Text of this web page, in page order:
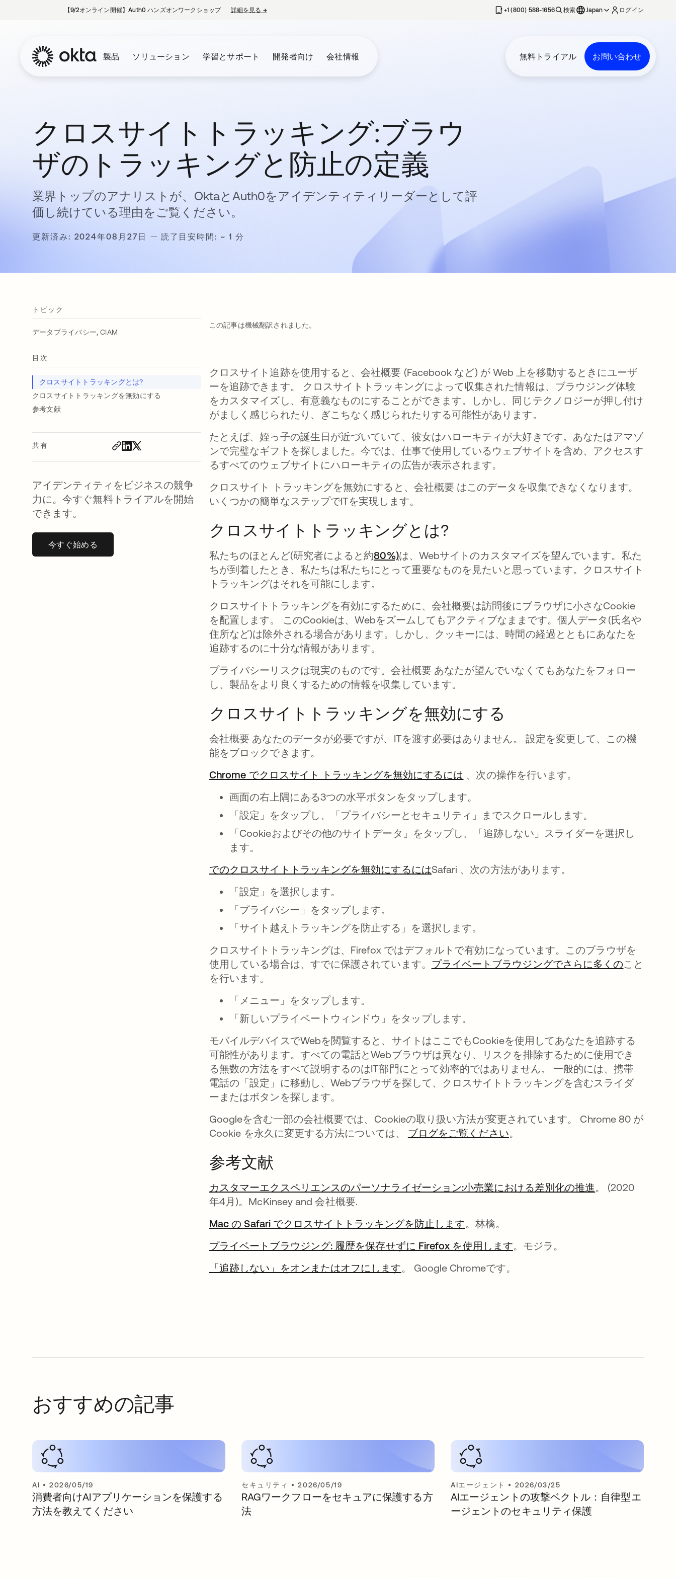
【9/2オンライン開催】Auth0 ハンズオンワークショップ 詳細を見る →新しいタブで開く +1 (800) 588-1656 検索 Japan ログイン
製品 ソリューション 学習とサポート 開発者向け 会社情報 無料トライアル お問い合わせ
クロスサイトトラッキング:ブラウ
ザのトラッキングと防止の定義
業界トップのアナリストが、OktaとAuth0をアイデンティティリーダーとして評
価し続けている理由をご覧ください。
更新済み: 2024年08月27日 読了目安時間: ~ 1 分
トピック
データプライバシー,CIAM
目次
クロスサイトトラッキングとは?
クロスサイトトラッキングを無効にする
参考文献
共有
アイデンティティをビジネスの競争
力に。今すぐ無料トライアルを開始
できます。
今すぐ始める新しいタブで開く
この記事は機械翻訳されました。
クロスサイト追跡を使用すると、会社概要 (Facebook など) が Web 上を移動するときにユーザ
ーを追跡できます。 クロスサイトトラッキングによって収集された情報は、ブラウジング体験
をカスタマイズし、有意義なものにすることができます。しかし、同じテクノロジーが押し付け
がましく感じられたり、ぎこちなく感じられたりする可能性があります。
たとえば、姪っ子の誕生日が近づいていて、彼女はハローキティが大好きです。あなたはアマゾ
ンで完璧なギフトを探しました。今では、仕事で使用しているウェブサイトを含め、アクセスす
るすべてのウェブサイトにハローキティの広告が表示されます。
クロスサイト トラッキングを無効にすると、会社概要 はこのデータを収集できなくなります。
いくつかの簡単なステップでITを実現します。
クロスサイトトラッキングとは?
私たちのほとんど(研究者によると約80%)新しいタブで開く
は、Webサイトのカスタマイズを望んでいます。私た
ちが到着したとき、私たちは私たちにとって重要なものを見たいと思っています。クロスサイト
トラッキングはそれを可能にします。
クロスサイトトラッキングを有効にするために、会社概要は訪問後にブラウザに小さなCookie
を配置します。 このCookieは、Webをズームしてもアクティブなままです。個人データ(氏名や
住所など)は除外される場合があります。しかし、クッキーには、時間の経過とともにあなたを
追跡するのに十分な情報があります。
プライバシーリスクは現実のものです。会社概要 あなたが望んでいなくてもあなたをフォロー
し、製品をより良くするための情報を収集しています。
クロスサイトトラッキングを無効にする
会社概要 あなたのデータが必要ですが、ITを渡す必要はありません。 設定を変更して、この機
能をブロックできます。
Chrome でクロスサイト トラッキングを無効にするには 新しいタブで開く
、次の操作を行います。
画面の右上隅にある3つの水平ボタンをタップします。
「設定」をタップし、「プライバシーとセキュリティ」までスクロールします。
「Cookieおよびその他のサイトデータ」をタップし、「追跡しない」スライダーを選択し
ます。
でのクロスサイトトラッキングを無効にするには新しいタブで開く
Safari 、次の方法があります。
「設定」を選択します。
「プライバシー」をタップします。
「サイト越えトラッキングを防止する」を選択します。
クロスサイトトラッキングは、Firefox ではデフォルトで有効になっています。このブラウザを
使用している場合は、すでに保護されています。 プライベートブラウジングでさらに多くの新しいタ
こと
を行います。
「メニュー」をタップします。
「新しいプライベートウィンドウ」をタップします。
モバイルデバイスでWebを閲覧すると、サイトはここでもCookieを使用してあなたを追跡する
可能性があります。すべての電話とWebブラウザは異なり、リスクを排除するために使用でき
る無数の方法をすべて説明するのはIT部門にとって効率的ではありません。 一般的には、携帯
電話の「設定」に移動し、Webブラウザを探して、クロスサイトトラッキングを含むスライダ
ーまたはボタンを探します。
Googleを含む一部の会社概要では、Cookieの取り扱い方法が変更されています。 Chrome 80 が
Cookie を永久に変更する方法については、 ブログをご覧ください。
参考文献
カスタマーエクスペリエンスのパーソナライゼーション:小売業における差別化の推進新しいタブで開く
。 (2020
年4月)。McKinsey and 会社概要.
Mac の Safari でクロスサイトトラッキングを防止します新しいタブで開く
。林檎。
プライベートブラウジング: 履歴を保存せずに Firefox を使用します新しいタブで開く
。モジラ。
「追跡しない」をオンまたはオフにします新しいタブで開く
。 Google Chromeです。
おすすめの記事
AI •2026/05/19
消費者向けAIアプリケーションを保護する
方法を教えてください
セキュリティ •2026/05/19
RAGワークフローをセキュアに保護する方
法
AIエージェント • 2026/03/25
AIエージェントの攻撃ベクトル：自律型エ
ージェントのセキュリティ保護